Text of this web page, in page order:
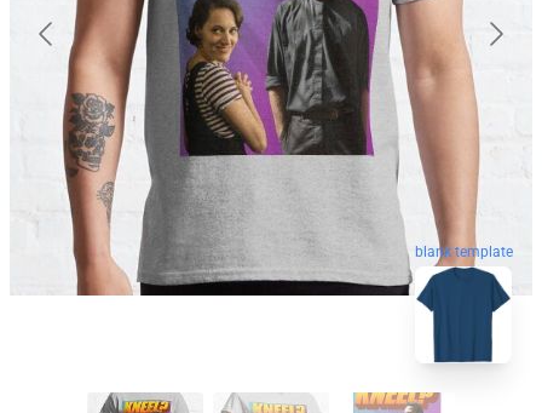
blank template